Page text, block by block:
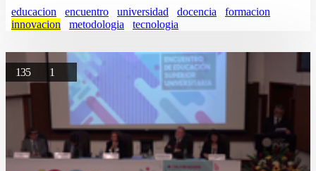
educacion encuentro universidad docencia
formacion
innovacion
metodologia tecnologia
135 1